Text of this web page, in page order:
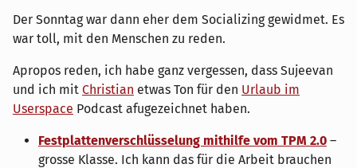
Der Sonntag war dann eher dem Socializing gewidmet. Es
war toll, mit den Menschen zu reden.
Apropos reden, ich habe ganz vergessen, dass Sujeevan
und ich mit Christian etwas Ton für den Urlaub im
Userspace Podcast afugezeichnet haben.
Festplattenverschlüsselung mithilfe vom TPM 2.0 –
grosse Klasse. Ich kann das für die Arbeit brauchen